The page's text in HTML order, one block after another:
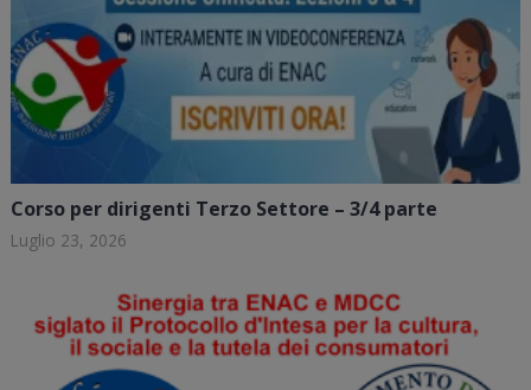
Corso per dirigenti Terzo Settore – 3/4 parte
Luglio 23, 2026